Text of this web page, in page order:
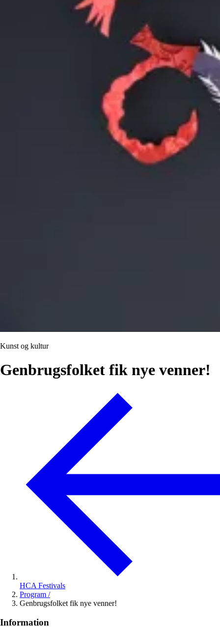
Kunst og kultur
Genbrugsfolket fik nye venner!
HCA Festivals
Program /
Genbrugsfolket fik nye venner!
Information